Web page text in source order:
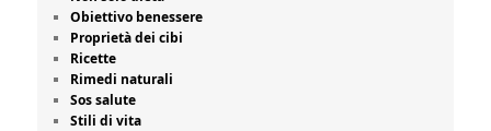
Obiettivo benessere
Proprietà dei cibi
Ricette
Rimedi naturali
Sos salute
Stili di vita